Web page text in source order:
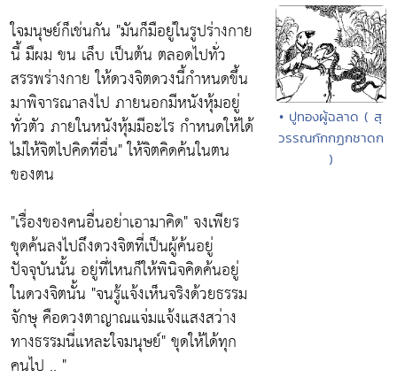
ใจมนุษย์ก็เช่นกัน "มันก็มือยู่ในรูปร่างกาย
นี้ มืผม ขน เล็บ เป็นต้น ตลอดไปทั่ว
สรรพร่างกาย ให้ดวงจิตดวงนี้กำหนดขึ้น
มาพิจารณาลงไป ภายนอกมีหนังหุ้มอยู่
ทั่วตัว ภายในหนังหุ้มมีอะไร กำหนดให้ได้
ไม่ให้จิตไปคิดที่อื่น"ให้จิตคิดค้นในตน
ของตน
"เรื่องของคนอื่นอย่าเอามาคิด"จงเพียร
ขุดค้นลงไปถึงดวงจิตที่เป็นผู้ค้นอยู่
ปัจจุบันนั้น อยู่ที่ไหนก็ให้พินิจคิดค้นอยู่
ในดวงจิตนั้น "จนรู้แจ้งเห็นจริงด้วยธรรม
จักษุ คือดวงตาญาณแจ่มแจ้งแสงสว่าง
ทางธรรมนี่แหละใจมนุษย์"ขุดให้ได้ทุก
คนไป .. "
• ปูทองผู้ฉลาด ( สุ
วรรณกักกฏกชาดก
)